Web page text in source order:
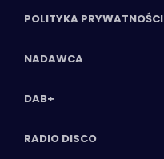
POLITYKA PRYWATNOŚCI
NADAWCA
DAB+
RADIO DISCO